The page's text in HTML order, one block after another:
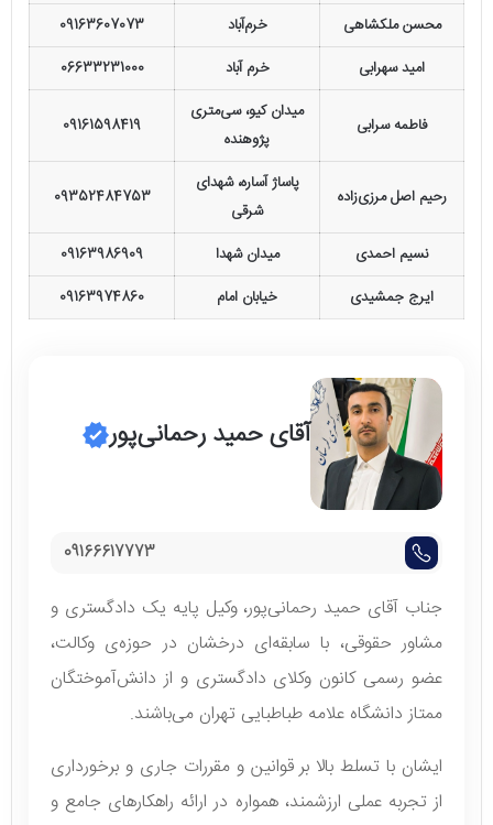
محسن ملکشاهی خرم‌آباد
09163607073
امید سهرابی
خرم آباد 06633231000
فاطمه سرابی
میدان کیو، سی‌متری
پژوهنده
09161598419
رحیم اصل مرزی‌زاده
پاساژ آساره، شهدای
شرقی
09352484753
نسیم احمدی میدان شهدا
09163986909
ایرج جمشیدی
خیابان امام 09163974860
آقای حمید رحمانی‌پور
09166617773
جناب آقای حمید رحمانی‌پور، وکیل پایه یک دادگستری و
مشاور حقوقی، با سابقه‌ای درخشان در حوزه‌ی وکالت،
عضو رسمی کانون وکلای دادگستری و از دانش‌آموختگان
ممتاز دانشگاه علامه طباطبایی تهران می‌باشند.
ایشان با تسلط بالا بر قوانین و مقررات جاری و برخورداری
از تجربه عملی ارزشمند، همواره در ارائه راهکارهای جامع و